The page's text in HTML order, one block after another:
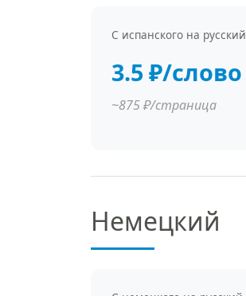
С испанского на русский
3.5 ₽/слово
~875 ₽/страница
Немецкий